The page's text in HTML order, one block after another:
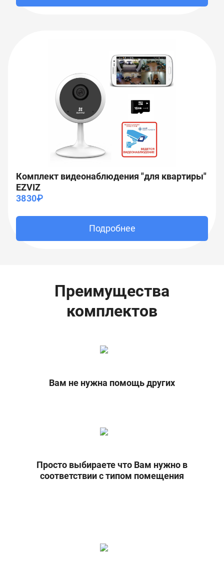
Комплект видеонаблюдения "для квартиры"
EZVIZ
3830₽
Подробнее
Преимущества
комплектов
Вам не нужна помощь других
Просто выбираете что Вам нужно в
соответствии с типом помещения